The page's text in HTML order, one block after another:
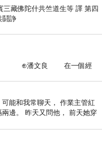
藏佛陀什共竺道生等 譯 第四
鬪諍
一個經
能和我常聊天， 作業主管紅
邊。 昨天又問他， 前天她穿